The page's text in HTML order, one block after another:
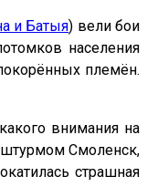
и Батыя) вели бои
населения
племён.
внимания на
штурмом Смоленск,
страшная